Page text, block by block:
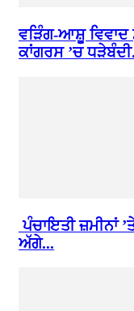
ਵੜਿੰਗ-ਆਸ਼ੂ ਵਿਵਾਦ
ਕਾਂਗਰਸ ’ਚ
ਪੰਚਾਇਤੀ ਜ਼ਮੀਨਾਂ
ਅੱਗੇ...